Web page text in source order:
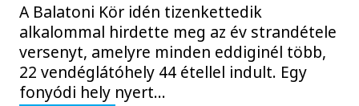
A Balatoni Kör idén tizenkettedik
alkalommal hirdette meg az év strandétele
versenyt, amelyre minden eddiginél több,
22 vendéglátóhely 44 étellel indult. Egy
fonyódi hely nyert...